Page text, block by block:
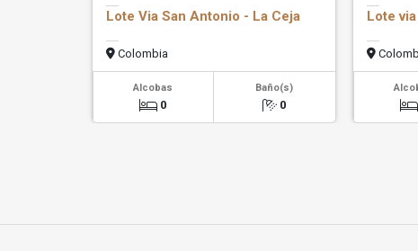
Lote Via San Antonio - La Ceja
Colombia
Alcobas
0
Baño(s)
0
Lote